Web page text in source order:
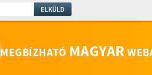
ELKÜLD
MEGBÍZHATÓ MAGYAR